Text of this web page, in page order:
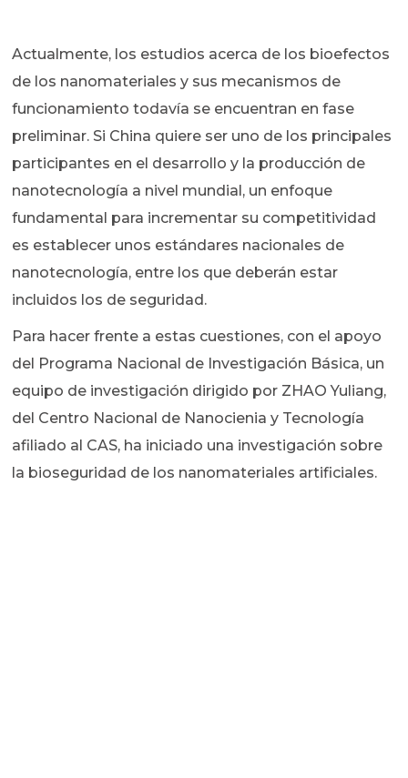
Actualmente, los estudios acerca de los bioefectos
de los nanomateriales y sus mecanismos de
funcionamiento todavía se encuentran en fase
preliminar. Si China quiere ser uno de los principales
participantes en el desarrollo y la producción de
nanotecnología a nivel mundial, un enfoque
fundamental para incrementar su competitividad
es establecer unos estándares nacionales de
nanotecnología, entre los que deberán estar
incluidos los de seguridad.
Para hacer frente a estas cuestiones, con el apoyo
del Programa Nacional de Investigación Básica, un
equipo de investigación dirigido por ZHAO Yuliang,
del Centro Nacional de Nanocienia y Tecnología
afiliado al CAS, ha iniciado una investigación sobre
la bioseguridad de los nanomateriales artificiales.